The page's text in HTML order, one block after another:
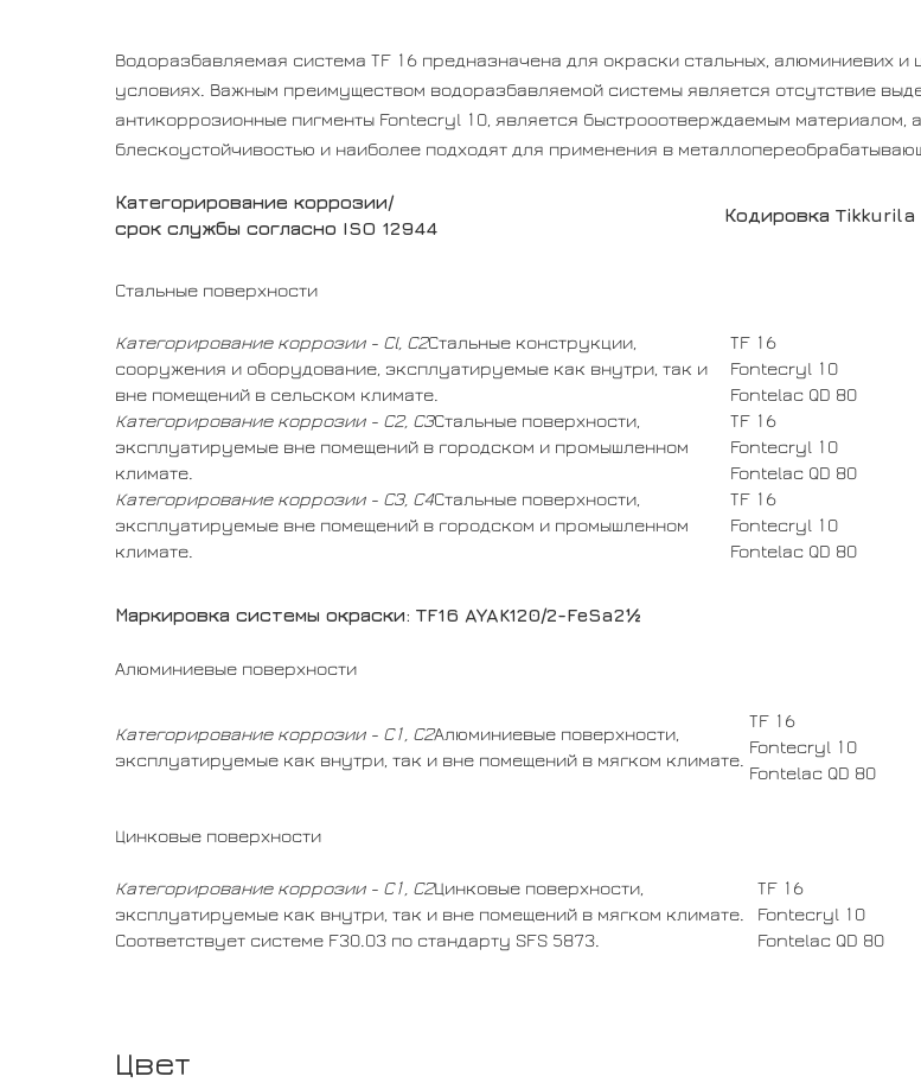
Водоразбавляемая система TF 16 предназначена для окраски стальных, алюминиевих
условиях. Важным преимуществом водоразбавляемой системы является отсутствие
антикоррозионные пигменты Fontecryl 10, является быстрооотверждаемым материалом,
блескоустойчивостью и наиболее подходят для применения в
Категорирование коррозии/
срок службы согласно ISO 12944
Кодировка
Стальные поверхности
Категорирование коррозии - Cl, C2Стальные конструкции,
сооружения и оборудование, эксплуатируемые как внутри, так и
вне помещений в сельском климате.
TF 16
Fontecryl 10
Fontelac QD 80
Категорирование коррозии - C2, СЗСтальные поверхности,
эксплуатируемые вне помещений в городском и промышленном
климате.
TF 16
Fontecryl 10
Fontelac QD 80
Категорирование коррозии - СЗ, С4Стальные поверхности,
эксплуатируемые вне помещений в городском и промышленном
климате.
TF 16
Fontecryl 10
Fontelac QD 80
Маркировка системы окраски: TF16 AYAK120/2-FeSa2½
Алюминиевые поверхности
Категорирование коррозии - С1, С2Алюминиевые поверхности,
эксплуатируемые как внутри, так и вне помещений в мягком климате.
TF 16
Fontecryl 10
Fontelac QD 80
Цинковые поверхности
Категорирование коррозии - С1, С2Цинковые поверхности,
эксплуатируемые как внутри, так и вне помещений в мягком климате.
Соответствует системе F30.03 по стандарту SFS 5873.
TF 16
Fontecryl 10
Fontelac QD 80
Цвет